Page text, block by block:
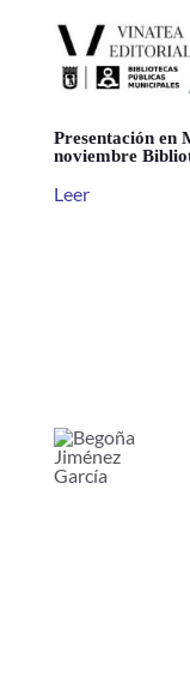
Presentación en
noviembre
Leer